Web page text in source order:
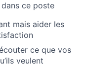
ce poste
mais aider les
ce que vos
veulent